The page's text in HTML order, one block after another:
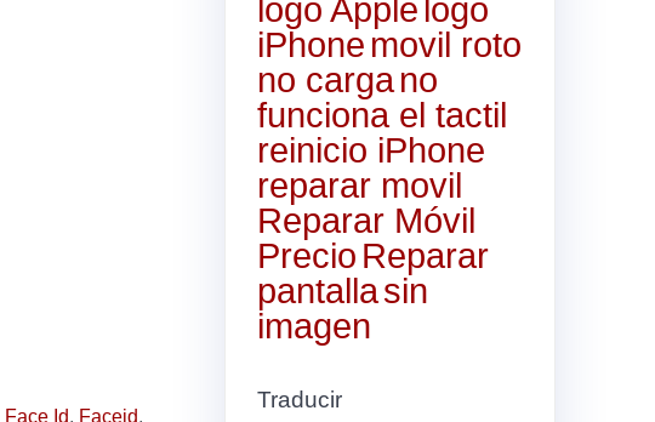
Face Id, Faceid,
logo Apple logo
iPhone movil roto
no cargano
funciona el tactil
reinicio iPhone
reparar movil
Reparar Móvil
Precio Reparar
pantallasin
imagen
Traducir